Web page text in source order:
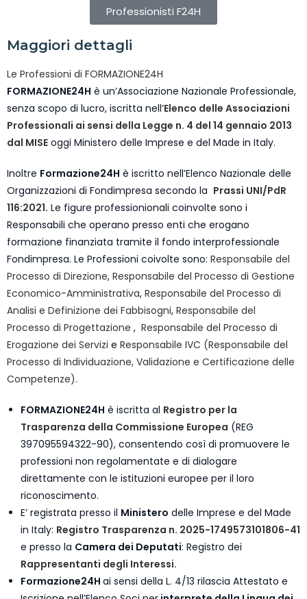
Professionisti F24H
Maggiori dettagli
Le Professioni di FORMAZIONE24H
FORMAZIONE24H è un’Associazione Nazionale Professionale,
senza scopo di lucro, iscritta nell’Elenco delle Associazioni
Professionali ai sensi della Legge n. 4 del 14 gennaio 2013
dal MISE oggi Ministero delle Imprese e del Made in Italy.
Inoltre Formazione24H è iscritto nell’Elenco Nazionale delle
Organizzazioni di Fondimpresa secondo la Prassi UNI/PdR
116:2021. Le figure professionionali coinvolte sono i
Responsabili che operano presso enti che erogano
formazione finanziata tramite il fondo interprofessionale
Fondimpresa. Le Professioni coivolte sono: Responsabile del
Processo di Direzione, Responsabile del Processo di Gestione
Economico-Amministrativa, Responsabile del Processo di
Analisi e Definizione dei Fabbisogni, Responsabile del
Processo di Progettazione , Responsabile del Processo di
Erogazione dei Servizi e Responsabile IVC (Responsabile del
Processo di Individuazione, Validazione e Certificazione delle
Competenze).
FORMAZIONE24H è iscritta al Registro per la
Trasparenza della Commissione Europea (REG
397095594322-90), consentendo così di promuovere le
professioni non regolamentate e di dialogare
direttamente con le istituzioni europee per il loro
riconoscimento.
E’ registrata presso il Ministero delle Imprese e del Made
in Italy: Registro Trasparenza n. 2025-1749573101806-41
e presso la Camera dei Deputati: Registro dei
Rappresentanti degli Interessi.
Formazione24H ai sensi della L. 4/13 rilascia Attestato e